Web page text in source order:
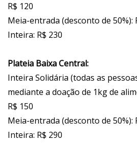
R$ 120
Meia-entrada (desconto de 50%):
Inteira: R$ 230
Plateia Baixa Central:
Inteira Solidária (todas as
mediante a doação de 1kg de
R$ 150
Meia-entrada (desconto de 50%):
Inteira: R$ 290